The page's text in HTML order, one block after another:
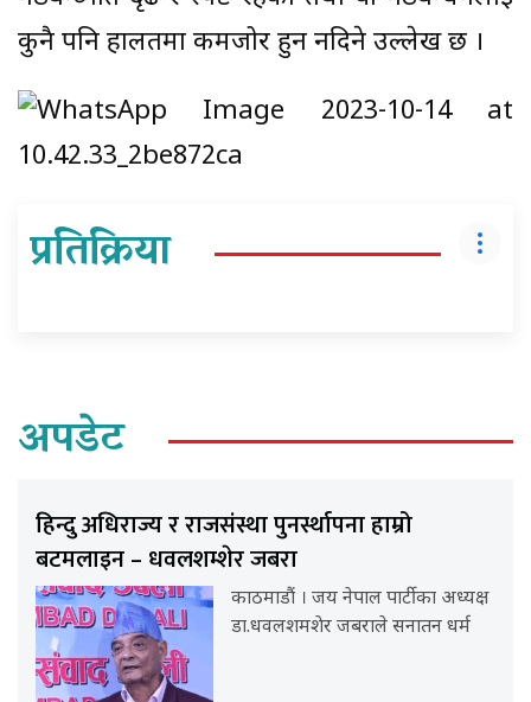
कुनै पनि हालतमा कमजोर हुन नदिने उल्लेख छ ।
प्रतिक्रिया
अपडेट
हिन्दु अधिराज्य र राजसंस्था पुनर्स्थापना हाम्रो
बटमलाइन – धवलशम्शेर जबरा
काठमाडौं । जय नेपाल पार्टीका अध्यक्ष
डा.धवलशमशेर जबराले सनातन धर्म